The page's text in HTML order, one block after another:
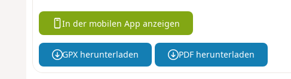
In der mobilen App anzeigen
GPX herunterladen PDF herunterladen